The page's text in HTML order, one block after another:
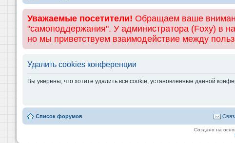
Уважаемые посетители! Обращаем ваше
"самоподдержания". У администратора (Foxy) в
но мы приветствуем взаимодействие между
Удалить cookies конференции
Вы уверены, что хотите удалить все cookie, установленные данной
Список форумов
Создано на